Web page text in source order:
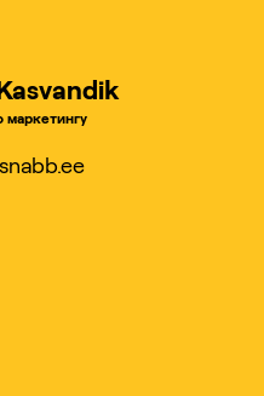
маркетингу